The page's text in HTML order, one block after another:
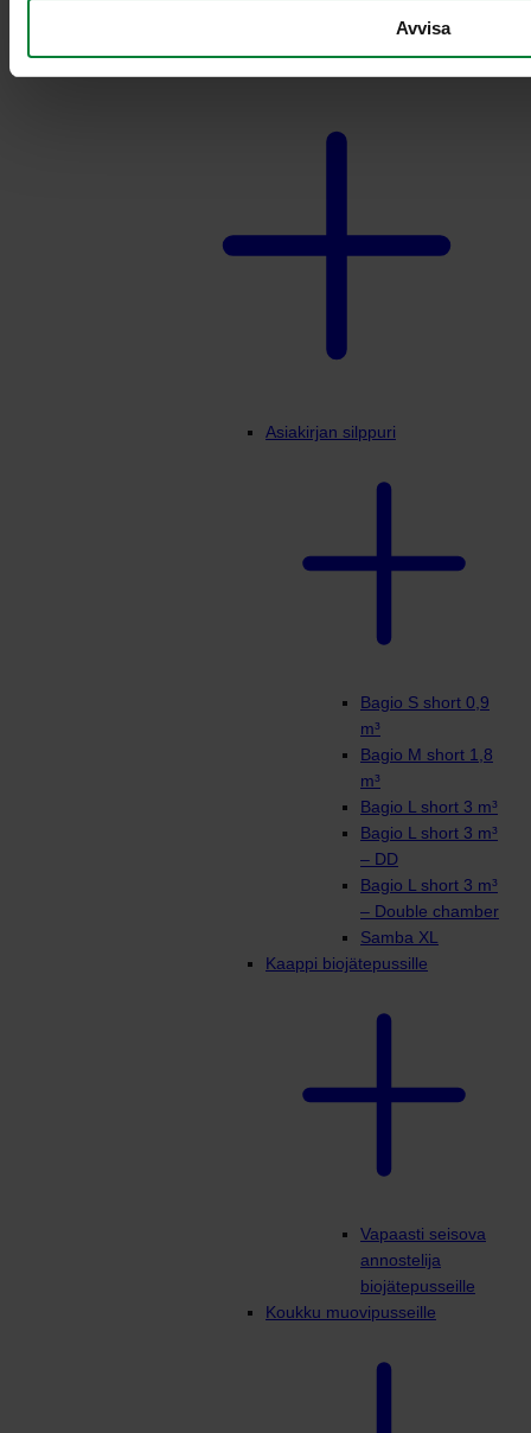
Avvisa
Asiakirjan silppuri
Bagio S short 0,9
m³
Bagio M short 1,8
m³
Bagio L short 3 m³
Bagio L short 3 m³
– DD
Bagio L short 3 m³
– Double chamber
Samba XL
Kaappi biojätepussille
Vapaasti seisova
annostelija
biojätepusseille
Koukku muovipusseille